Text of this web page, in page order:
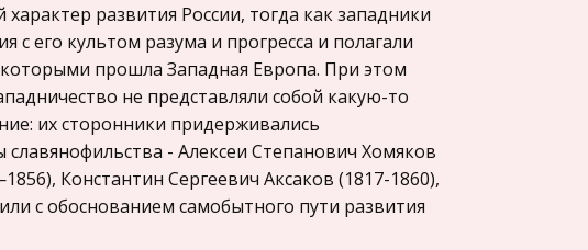
развития России, тогда как западники
его культом разума и прогресса и полагали
прошла Западная Европа. При этом
не представляли собой какую-то
их сторонники придерживались
- Алексеи Степанович Хомяков
Константин Сергеевич Аксаков (1817-1860),
с обоснованием самобытного пути развития